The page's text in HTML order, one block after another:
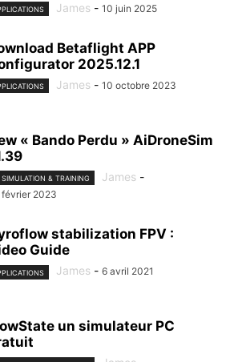
James - 10 juin 2025
Betaflight APP
2025.12.1
James - 10 octobre 2023
« Bando Perdu » AiDroneSim
& TRAINING James -
février 2023
stabilization FPV :
Guide
James - 6 avril 2021
un simulateur PC